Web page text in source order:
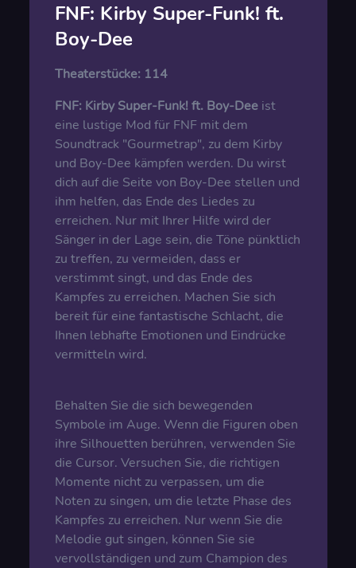
FNF: Kirby Super-Funk! ft.
Boy-Dee
Theaterstücke: 114
FNF: Kirby Super-Funk! ft. Boy-Deeist
eine lustige Mod für FNF mit dem
Soundtrack "Gourmetrap", zu dem Kirby
und Boy-Dee kämpfen werden. Du wirst
dich auf die Seite von Boy-Dee stellen und
ihm helfen, das Ende des Liedes zu
erreichen. Nur mit Ihrer Hilfe wird der
Sänger in der Lage sein, die Töne pünktlich
zu treffen, zu vermeiden, dass er
verstimmt singt, und das Ende des
Kampfes zu erreichen. Machen Sie sich
bereit für eine fantastische Schlacht, die
Ihnen lebhafte Emotionen und Eindrücke
vermitteln wird.
Behalten Sie die sich bewegenden
Symbole im Auge. Wenn die Figuren oben
ihre Silhouetten berühren, verwenden Sie
die Cursor. Versuchen Sie, die richtigen
Momente nicht zu verpassen, um die
Noten zu singen, um die letzte Phase des
Kampfes zu erreichen. Nur wenn Sie die
Melodie gut singen, können Sie sie
vervollständigen und zum Champion des